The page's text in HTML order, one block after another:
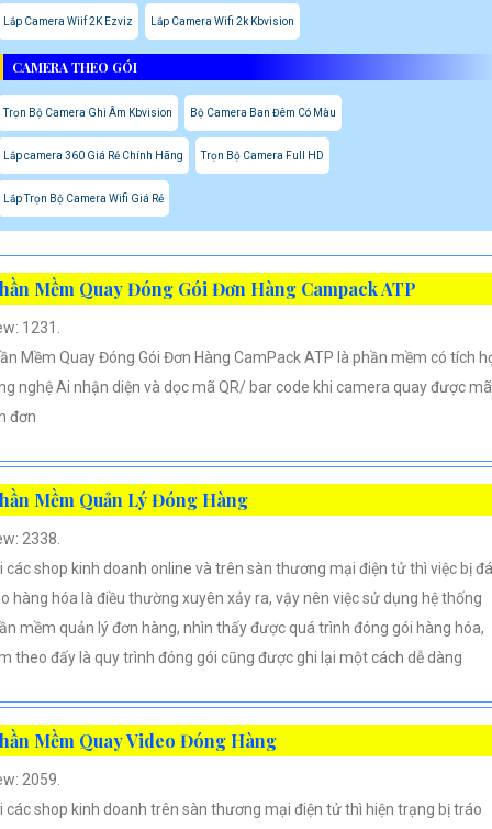
Lắp Camera Wiif 2K Ezviz Lắp Camera Wifi 2k Kbvision
CAMERA THEO GÓI
Trọn Bộ Camera Ghi Âm Kbvision Bộ Camera Ban Đêm Có Màu
Lắp camera 360 Giá Rẻ Chính Hãng Trọn Bộ Camera Full HD
Lắp Trọn Bộ Camera Wifi Giá Rẻ
Mềm Quay Đóng Gói Đơn Hàng Campack ATP
1231.
Mềm Quay Đóng Gói Đơn Hàng CamPack ATP là phần mềm có tích
nghệ Ai nhận diện và dọc mã QR/ bar code khi camera quay được mã
đơn
Mềm Quản Lý Đóng Hàng
2338.
các shop kinh doanh online và trên sàn thương mại điện tử thì việc bị
hàng hóa là điều thường xuyên xảy ra, vậy nên việc sử dụng hệ thống
mềm quản lý đơn hàng, nhìn thấy được quá trình đóng gói hàng hóa,
theo đấy là quy trình đóng gói cũng được ghi lại một cách dễ dàng
Mềm Quay Video Đóng Hàng
2059.
các shop kinh doanh trên sàn thương mại điện tử thì hiện trạng bị tráo